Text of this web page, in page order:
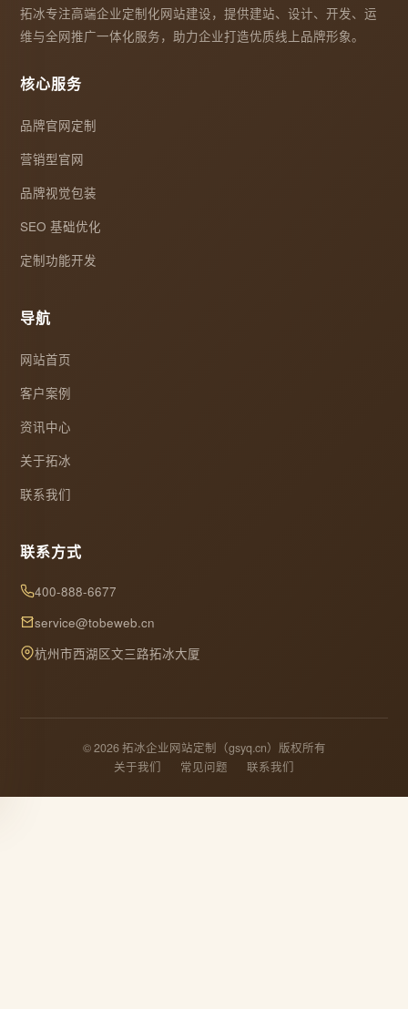
拓冰专注高端企业定制化网站建设，提供建站、设计、开发、运
维与全网推广一体化服务，助力企业打造优质线上品牌形象。
核心服务
品牌官网定制
营销型官网
品牌视觉包装
SEO 基础优化
定制功能开发
导航
网站首页
客户案例
资讯中心
关于拓冰
联系我们
联系方式
400-888-6677
service@tobeweb.cn
杭州市西湖区文三路拓冰大厦
© 2026 拓冰企业网站定制（gsyq.cn）版权所有
关于我们
常见问题 联系我们